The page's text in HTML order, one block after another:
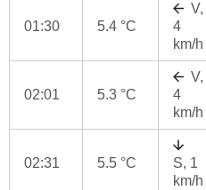
01:30 5.4 °C
V,
4
km/h
02:01 5.3 °C
V,
4
km/h
02:31 5.5 °C
S, 1
km/h